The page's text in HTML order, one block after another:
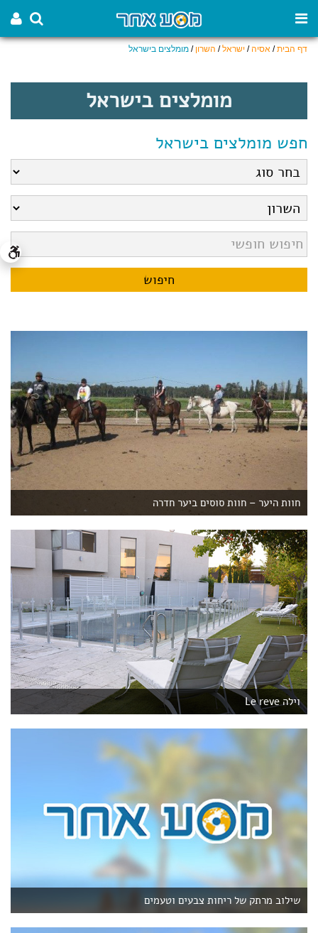
דף הבית/ אסיה/ ישראל/ השרון / מומלצים בישראל
מומלצים בישראל
חפש מומלצים בישראל
חוות היער – חוות סוסים ביער חדרה
וילה Le reve
שילוב מרתק של ריחות צבעים וטעמים